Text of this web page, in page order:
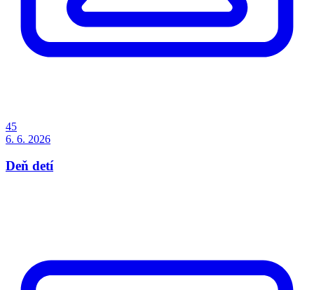
45
6. 6. 2026
Deň detí